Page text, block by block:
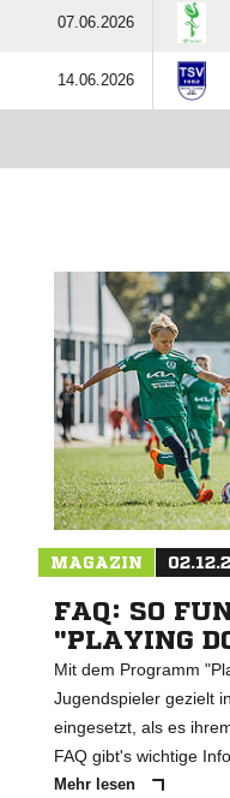
07.06.2026
14.06.2026
MAGAZIN
FAQ: SO
"PLAYING
Mit dem Programm
Jugendspieler gezielt
eingesetzt, als es
FAQ gibt's wichtige
Mehr lesen